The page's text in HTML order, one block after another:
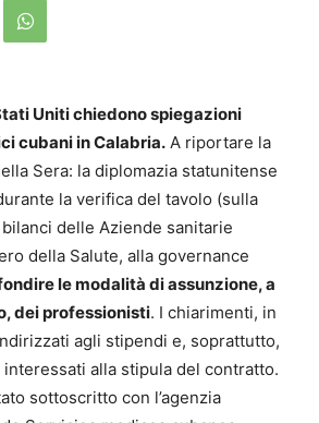
Uniti chiedono spiegazioni
cubani in Calabria. A riportare la
Sera: la diplomazia statunitense
la verifica del tavolo (sulla
delle Aziende sanitarie
della Salute, alla governance
le modalità di assunzione, a
dei professionisti. I chiarimenti, in
agli stipendi e, soprattutto,
alla stipula del contratto.
sottoscritto con l’agenzia